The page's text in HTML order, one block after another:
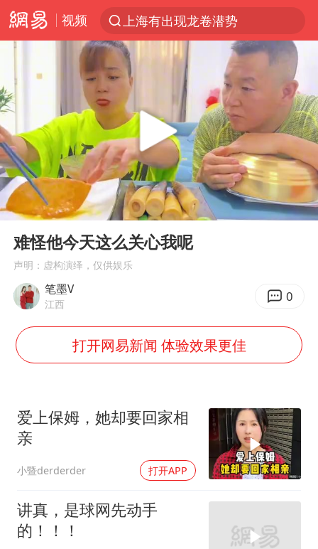
视频
上海有出现龙卷潜势
跨界融合拉长夏日经济消费链条
南京发布暴雨黄色预警
上海：5号线16号线浦江线全线停运
白海豚逼近浙闽沿海
国足U17与阿森纳决赛取消 并列冠军
王艺迪2-4不敌张本美和止步4强
刘畊宏加盟《披荆斩棘》
白海豚5次眼壁置换
王艺迪无缘横滨赛决赛
杭州部分地铁高架段临时停运
白海豚或提早3小时登陆
武契奇会见泽连斯基有何意图
“伊斯兰版北约”出现
以军士兵把枪口对准中国记者
Play
00:00 20:12
难怪他今天这么关心我呢
声明：虚构演绎，仅供娱乐
笔墨V
江西 0
打开网易新闻 体验效果更佳
爱上保姆，她却要回家相
亲
小暨derderder 打开APP
讲真，是球网先动手
的！！！